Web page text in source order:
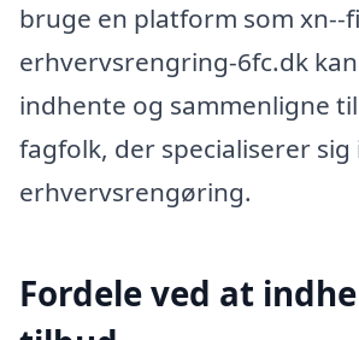
bruge en platform som xn--
erhvervsrengring-6fc.dk
indhente og sammenligne
fagfolk, der specialiserer sig
erhvervsrengøring.
Fordele ved at